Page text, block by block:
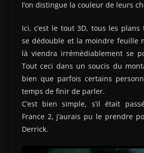
l’on distingue la couleur de leurs
Ici, c’est le tout 3D, tous les plans
se dédouble et la moindre feuille
là viendra irrémédiablement se
Tout ceci dans un soucis du
bien que parfois certains
temps de finir de parler.
C’est bien simple, s’il était
France 2, j’aurais pu le prendre
Derrick.